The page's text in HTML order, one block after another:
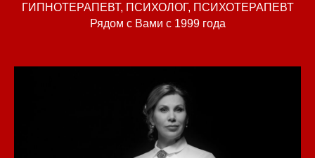
ГИПНОТЕРАПЕВТ, ПСИХОЛОГ, ПСИХОТЕРАПЕВТ
Рядом с Вами с 1999 года